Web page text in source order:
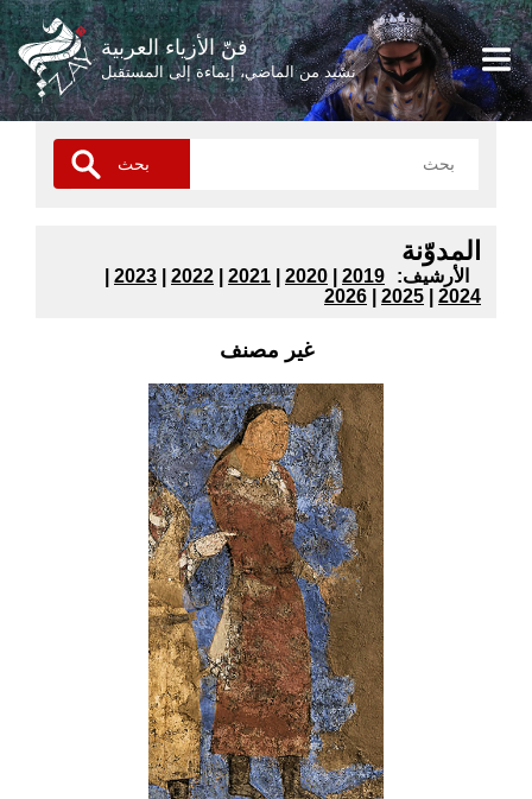
فنّ الأزياء العربية
نشيد من الماضي، إيماءة إلى المستقبل
المدوّنة
:الأرشيف 2019
2020
2021
2022
2023
2024
2025
2026
غير مصنف